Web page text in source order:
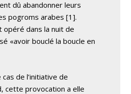
dû abandonner leurs
pogroms arabes [1].
opéré dans la nuit de
«avoir bouclé la boucle en
de l’initiative de
cette provocation a elle